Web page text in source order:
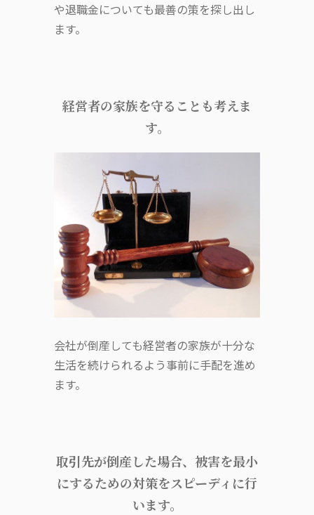
や退職金についても最善の策を探し出し
ます。
経営者の家族を守ることも考えま
す。
会社が倒産しても経営者の家族が十分な
生活を続けられるよう事前に手配を進め
ます。
取引先が倒産した場合、被害を最小
にするための対策をスピーディに行
います。